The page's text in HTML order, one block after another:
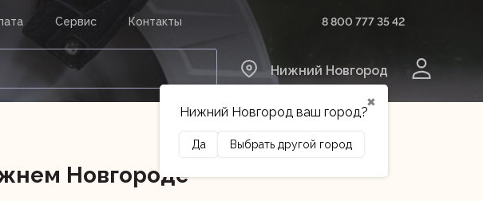
Сервис Контакты 8 800 777 35 42
Нижний Новгород
✖
Нижний Новгород ваш город?
Да Выбрать другой город
Новгороде
ВХОД